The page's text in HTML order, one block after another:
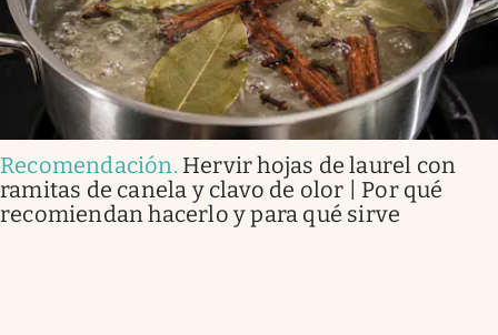
Recomendación. Hervir hojas de laurel con
ramitas de canela y clavo de olor | Por qué
recomiendan hacerlo y para qué sirve